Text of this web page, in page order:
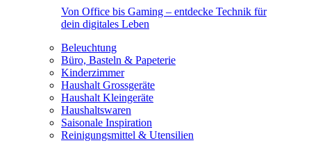
Von Office bis Gaming – entdecke Technik für
dein digitales Leben
Beleuchtung
Büro, Basteln & Papeterie
Kinderzimmer
Haushalt Grossgeräte
Haushalt Kleingeräte
Haushaltswaren
Saisonale Inspiration
Reinigungsmittel & Utensilien